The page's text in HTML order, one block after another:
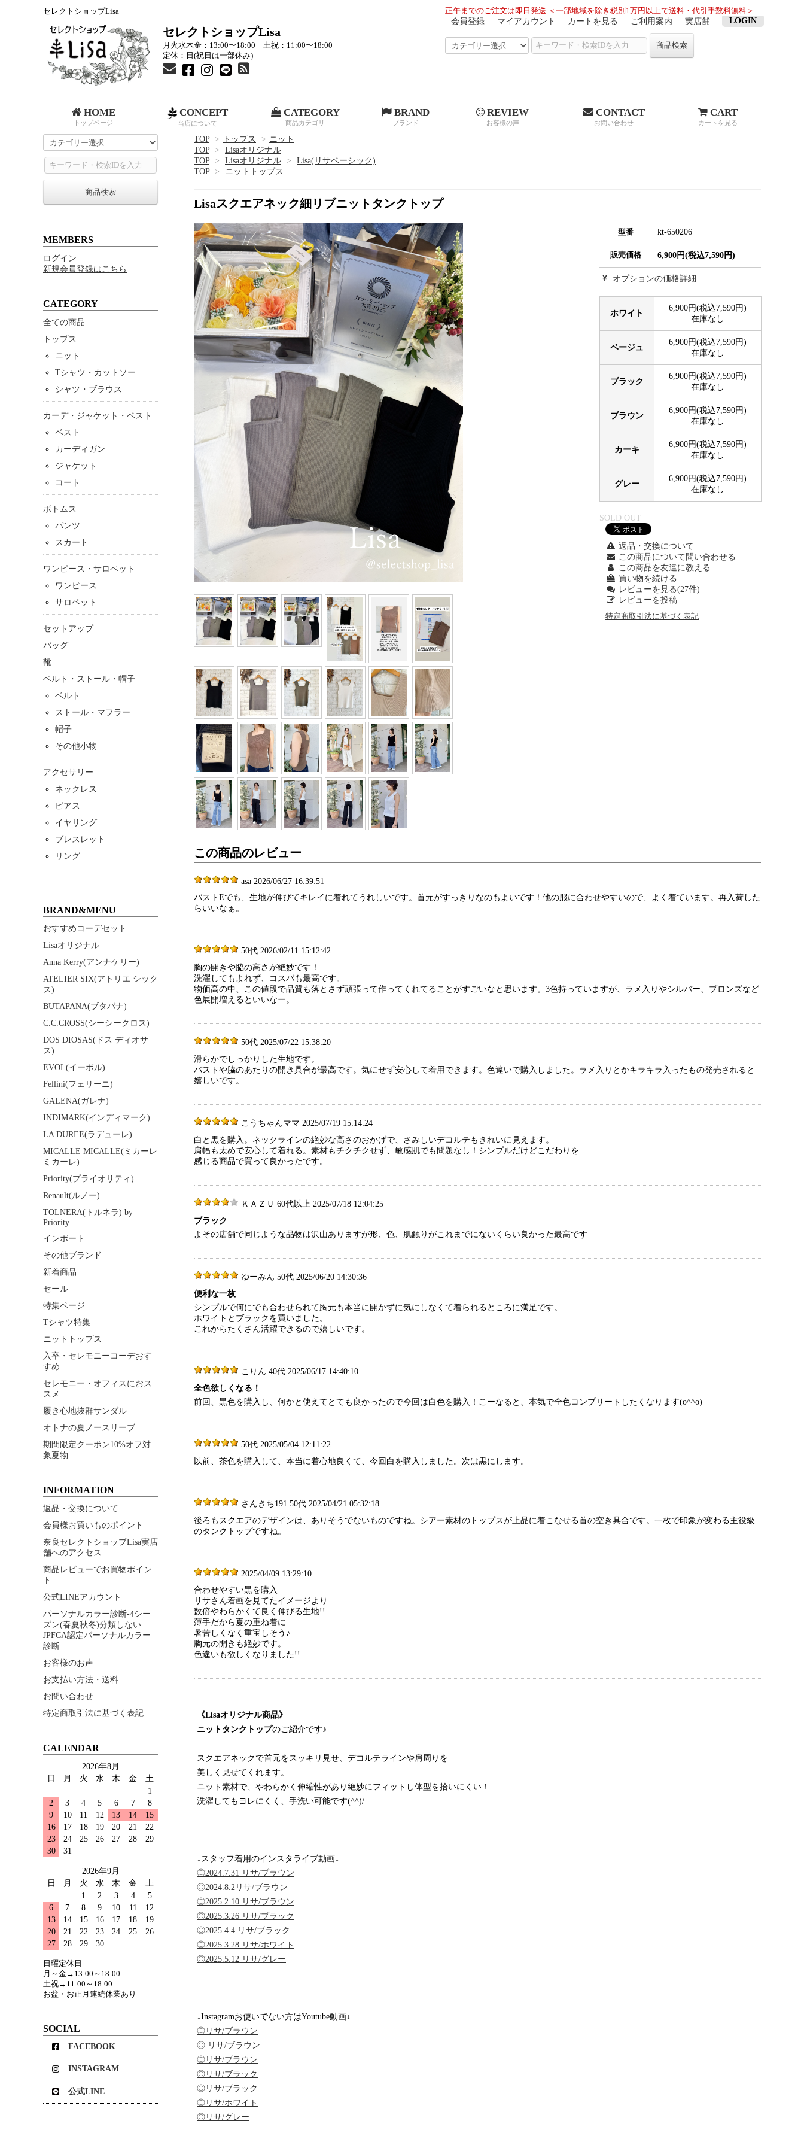
正午までのご注文は即日発送 ＜一部地域を除き税別1万円以上で送料・代引手数料無料＞
会員登録 マイアカウント カートを見る ご利用案内 実店舗 LOGIN
商品検索
セレクトショップLisa
セレクトショップLisa
月火水木金：13:00〜18:00 土祝：11:00〜18:00
定休：日(祝日は一部休み)
HOME
トップページ
CONCEPT
当店について
CATEGORY
商品カテゴリ
BRAND
ブランド
REVIEW
お客様の声
CONTACT
お問い合わせ
CART
カートを見る
TOP > トップス > ニット
TOP
>
Lisaオリジナル
TOP
> Lisaオリジナル >
Lisa(リサベーシック)
TOP
> ニットトップス
Lisaスクエアネック細リブニットタンクトップ
型番 kt-650206
販売価格 6,900円(税込7,590円)
オプションの価格詳細
ホワイト
6,900円(税込7,590円)
在庫なし
ベージュ
6,900円(税込7,590円)
在庫なし
ブラック
6,900円(税込7,590円)
在庫なし
ブラウン
6,900円(税込7,590円)
在庫なし
カーキ
6,900円(税込7,590円)
在庫なし
グレー
6,900円(税込7,590円)
在庫なし
SOLD OUT
返品・交換について
この商品について問い合わせる
この商品を友達に教える
買い物を続ける
レビューを見る(27件)
レビューを投稿
特定商取引法に基づく表記
この商品のレビュー
asa 2026/06/27 16:39:51
バストEでも、生地が伸びてキレイに着れてうれしいです。首元がすっきりなのもよいです！他の服に合わせやすいので、よく着ています。再入荷した
らいいなぁ。
50代 2026/02/11 15:12:42
胸の開きや脇の高さが絶妙です！
洗濯してもよれず、コスパも最高です。
物価高の中、この値段で品質も落とさず頑張って作ってくれてることがすごいなと思います。3色持っていますが、ラメ入りやシルバー、ブロンズなど
色展開増えるといいなー。
50代 2025/07/22 15:38:20
滑らかでしっかりした生地です。
バストや脇のあたりの開き具合が最高です。気にせず安心して着用できます。色違いで購入しました。ラメ入りとかキラキラ入ったもの発売されると
嬉しいです。
こうちゃんママ 2025/07/19 15:14:24
白と黒を購入。ネックラインの絶妙な高さのおかげで、さみしいデコルテもきれいに見えます。
肩幅も太めで安心して着れる。素材もチクチクせず、敏感肌でも問題なし！シンプルだけどこだわりを
感じる商品で買って良かったです。
ＫＡＺＵ 60代以上 2025/07/18 12:04:25
ブラック
よその店舗で同じような品物は沢山ありますが形、色、肌触りがこれまでにないくらい良かった最高です
ゆーみん 50代 2025/06/20 14:30:36
便利な一枚
シンプルで何にでも合わせられて胸元も本当に開かずに気にしなくて着られるところに満足です。
ホワイトとブラックを買いました。
これからたくさん活躍できるので嬉しいです。
こりん 40代 2025/06/17 14:40:10
全色欲しくなる！
前回、黒色を購入し、何かと使えてとても良かったので今回は白色を購入！こーなると、本気で全色コンプリートしたくなります(o^^o)
50代 2025/05/04 12:11:22
以前、茶色を購入して、本当に着心地良くて、今回白を購入しました。次は黒にします。
さんきち191 50代 2025/04/21 05:32:18
後ろもスクエアのデザインは、ありそうでないものですね。シアー素材のトップスが上品に着こなせる首の空き具合です。一枚で印象が変わる主役級
のタンクトップですね。
2025/04/09 13:29:10
合わせやすい黒を購入
リサさん着画を見てたイメージより
数倍やわらかくて良く伸びる生地!!
薄手だから夏の重ね着に
暑苦しくなく重宝しそう♪
胸元の開きも絶妙です。
色違いも欲しくなりました!!
《Lisaオリジナル商品》
ニットタンクトップのご紹介です♪
スクエアネックで首元をスッキリ見せ、デコルテラインや肩周りを
美しく見せてくれます。
ニット素材で、やわらかく伸縮性があり絶妙にフィットし体型を拾いにくい！
洗濯してもヨレにくく、手洗い可能です(^^)/
↓スタッフ着用のインスタライブ動画↓
◎2024.7.31 リサ/ブラウン
◎2024.8.2リサ/ブラウン
◎2025.2.10 リサ/ブラウン
◎2025.3.26 リサ/ブラック
◎2025.4.4 リサ/ブラック
◎2025.3.28 リサ/ホワイト
◎2025.5.12 リサ/グレー
↓Instagramお使いでない方はYoutube動画↓
◎リサ/ブラウン
◎ リサ/ブラウン
◎リサ/ブラウン
◎リサ/ブラック
◎リサ/ブラック
◎リサ/ホワイト
◎リサ/グレー
商品検索
MEMBERS
ログイン
新規会員登録はこちら
CATEGORY
全ての商品
トップス
ニット
Tシャツ・カットソー
シャツ・ブラウス
カーデ・ジャケット・ベスト
ベスト
カーディガン
ジャケット
コート
ボトムス
パンツ
スカート
ワンピース・サロペット
ワンピース
サロペット
セットアップ
バッグ
靴
ベルト・ストール・帽子
ベルト
ストール・マフラー
帽子
その他小物
アクセサリー
ネックレス
ピアス
イヤリング
ブレスレット
リング
BRAND&MENU
おすすめコーデセット
Lisaオリジナル
Anna Kerry(アンナケリー)
ATELIER SIX(アトリエ シック
ス)
BUTAPANA(ブタパナ)
C.C.CROSS(シーシークロス)
DOS DIOSAS(ドス ディオサ
ス)
EVOL(イーボル)
Fellini(フェリーニ)
GALENA(ガレナ)
INDIMARK(インディマーク)
LA DUREE(ラデューレ)
MICALLE MICALLE(ミカーレ
ミカーレ)
Priority(プライオリティ)
Renault(ルノー)
TOLNERA(トルネラ) by
Priority
インポート
その他ブランド
新着商品
セール
特集ページ
Tシャツ特集
ニットトップス
入卒・セレモニーコーデおす
すめ
セレモニー・オフィスにおス
スメ
履き心地抜群サンダル
オトナの夏ノースリーブ
期間限定クーポン10%オフ対
象夏物
INFORMATION
返品・交換について
会員様お買いものポイント
奈良セレクトショップLisa実店
舗へのアクセス
商品レビューでお買物ポイン
ト
公式LINEアカウント
パーソナルカラー診断-4シー
ズン(春夏秋冬)分類しない
JPFCA認定パーソナルカラー
診断
お客様のお声
お支払い方法・送料
お問い合わせ
特定商取引法に基づく表記
CALENDAR
2026年8月
日
月 火 水 木 金
土
1
2
3 4 5 6 7
8
9
10 11 12 13 14
15
16
17 18 19 20 21
22
23
24 25 26 27 28
29
30
31
2026年9月
日
月 火 水 木 金
土
1
2 3 4
5
6
7 8 9 10 11
12
13
14 15 16 17 18
19
20
21 22 23 24 25
26
27
28 29 30
日曜定休日
月～金→13:00～18:00
土祝→11:00～18:00
お盆・お正月連続休業あり
SOCIAL
FACEBOOK
INSTAGRAM
公式LINE